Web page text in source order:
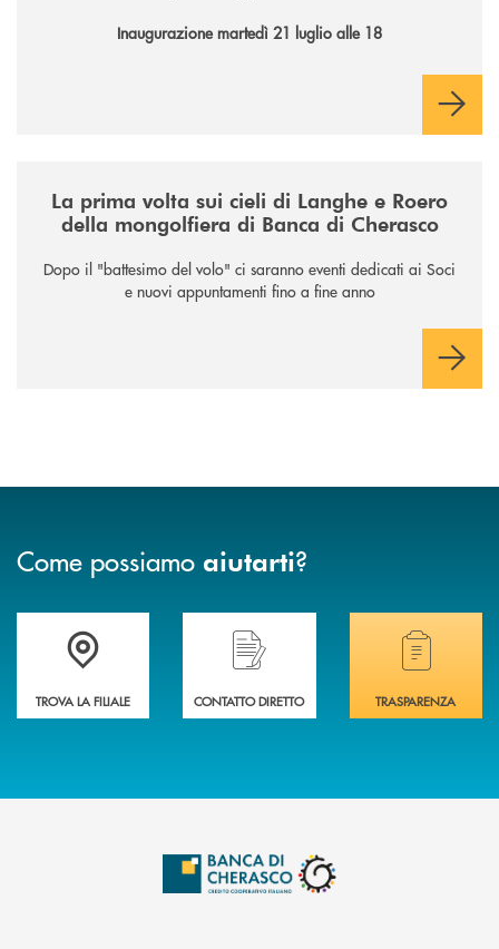
Inaugurazione martedì 21 luglio alle 18
La prima volta sui cieli di Langhe e Roero
della mongolfiera di Banca di Cherasco
Dopo il "battesimo del volo" ci saranno eventi dedicati ai Soci
e nuovi appuntamenti fino a fine anno
Come possiamo aiutarti?
Accedi all' elenco completo delle filiali .
TROVA LA FILIALE
Hai bisogno di assistenza immediata?
CONTATTO DIRETTO
Hai bisogno di
TRASPARENZA